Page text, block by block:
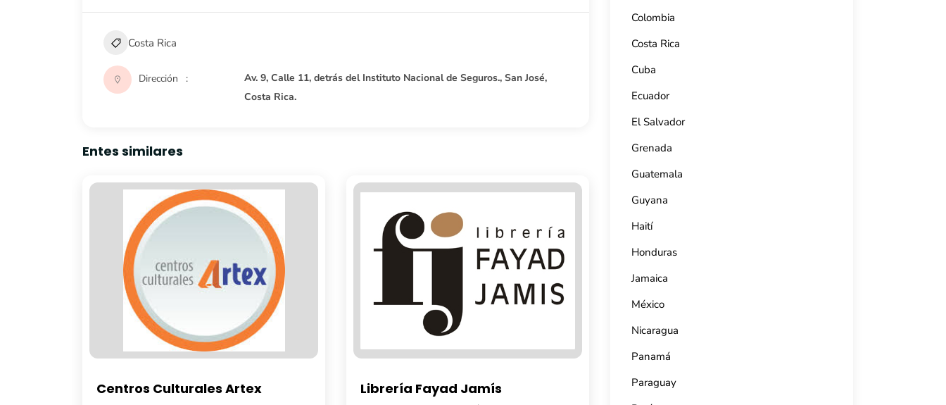
Costa Rica
Dirección
Av. 9, Calle 11, detrás del Instituto Nacional de Seguros., San José,
Costa Rica.
Entes similares
Librería Fayad Jamís Casa Gaia Teatro Terry (Cienfuegos)
Colombia
Costa Rica
Cuba
Ecuador
El Salvador
Grenada
Guatemala
Guyana
Haití
Honduras
Jamaica
México
Nicaragua
Panamá
Paraguay